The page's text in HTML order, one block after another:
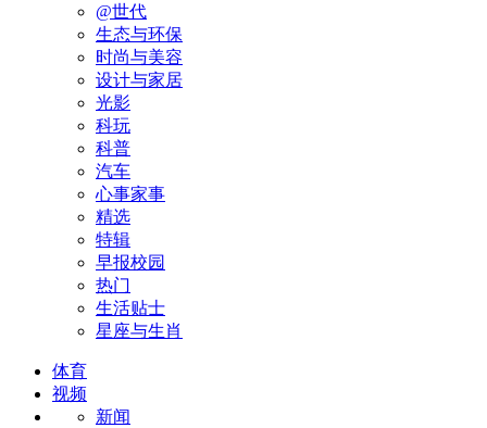
@世代
生态与环保
时尚与美容
设计与家居
光影
科玩
科普
汽车
心事家事
精选
特辑
早报校园
热门
生活贴士
星座与生肖
体育
视频
新闻